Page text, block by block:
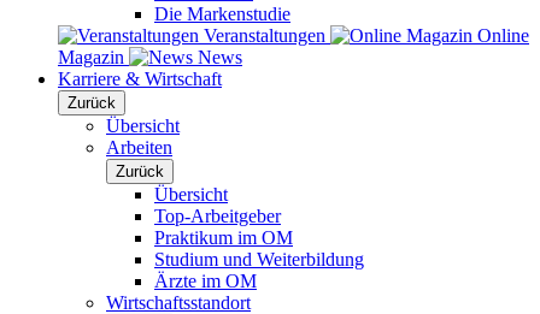
Die Markenstudie
Veranstaltungen
Online
Magazin
News
Karriere & Wirtschaft
Zurück
Übersicht
Arbeiten
Zurück
Übersicht
Top-Arbeitgeber
Praktikum im OM
Studium und Weiterbildung
Ärzte im OM
Wirtschaftsstandort